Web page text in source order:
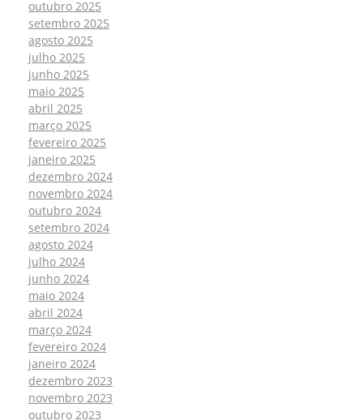
outubro 2025
setembro 2025
agosto 2025
julho 2025
junho 2025
maio 2025
abril 2025
março 2025
fevereiro 2025
janeiro 2025
dezembro 2024
novembro 2024
outubro 2024
setembro 2024
agosto 2024
julho 2024
junho 2024
maio 2024
abril 2024
março 2024
fevereiro 2024
janeiro 2024
dezembro 2023
novembro 2023
outubro 2023